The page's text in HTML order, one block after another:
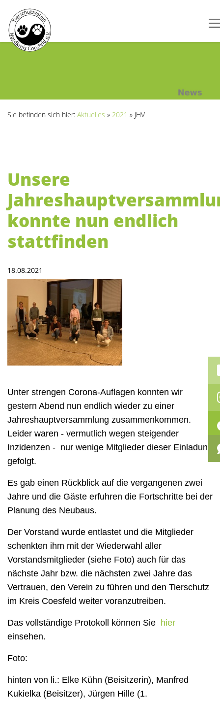
Sie befinden sich hier: Aktuelles » 2021 » JHV
Unsere
konnte nun endlich
stattfinden
18.08.2021
Unter strengen Corona-Auflagen konnten wir
gestern Abend nun endlich wieder zu einer
Jahreshauptversammlung zusammenkommen.
Leider waren - vermutlich wegen steigender
Inzidenzen - nur wenige Mitglieder dieser Einladung
gefolgt.
Es gab einen Rückblick auf die vergangenen zwei
Jahre und die Gäste erfuhren die Fortschritte bei der
Planung des Neubaus.
Der Vorstand wurde entlastet und die Mitglieder
schenkten ihm mit der Wiederwahl aller
Vorstandsmitglieder (siehe Foto) auch für das
nächste Jahr bzw. die nächsten zwei Jahre das
Vertrauen, den Verein zu führen und den Tierschutz
im Kreis Coesfeld weiter voranzutreiben.
Das vollständige Protokoll können Sie hier
einsehen.
Foto:
hinten von li.: Elke Kühn (Beisitzerin), Manfred
Kukielka (Beisitzer), Jürgen Hille (1.